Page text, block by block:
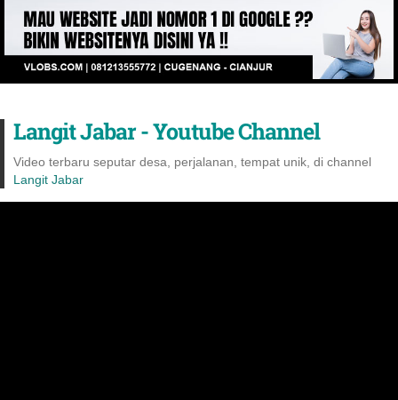
Langit Jabar - Youtube Channel
Video terbaru seputar desa, perjalanan, tempat unik, di channel
Langit Jabar